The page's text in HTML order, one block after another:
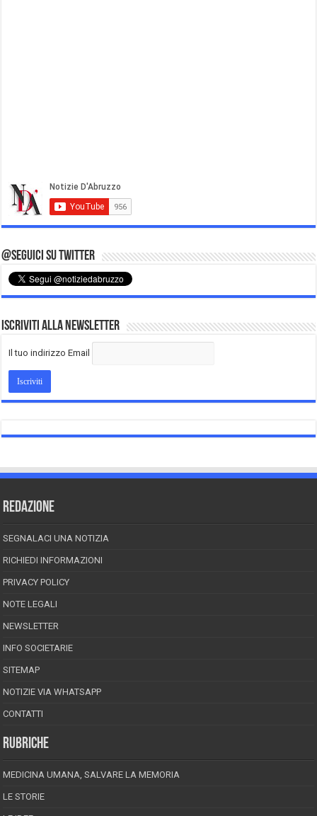
@Seguici su Twitter
Iscriviti alla Newsletter
Il tuo indirizzo Email
REDAZIONE
SEGNALACI UNA NOTIZIA
RICHIEDI INFORMAZIONI
PRIVACY POLICY
NOTE LEGALI
NEWSLETTER
INFO SOCIETARIE
SITEMAP
NOTIZIE VIA WHATSAPP
CONTATTI
RUBRICHE
MEDICINA UMANA, SALVARE LA MEMORIA
LE STORIE